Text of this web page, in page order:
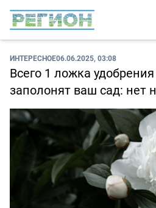
ИНТЕРЕСНОЕ06.06.2025, 03:08
Всего 1 ложка
заполонят ваш сад: нет